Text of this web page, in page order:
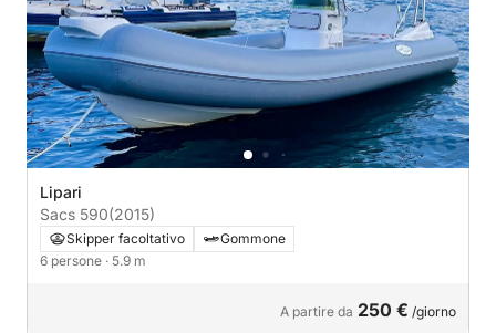
Lipari
Sacs 590(2015)
Skipper facoltativo
Gommone
6 persone · 5.9 m
A partire da 250 € /giorno